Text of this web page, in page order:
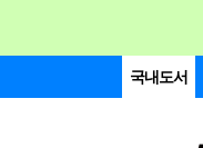
국내도서